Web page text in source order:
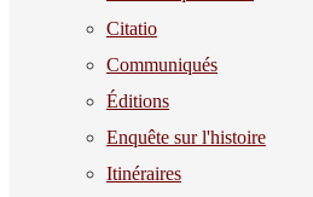
Citatio
Communiqués
Éditions
Enquête sur l'histoire
Itinéraires